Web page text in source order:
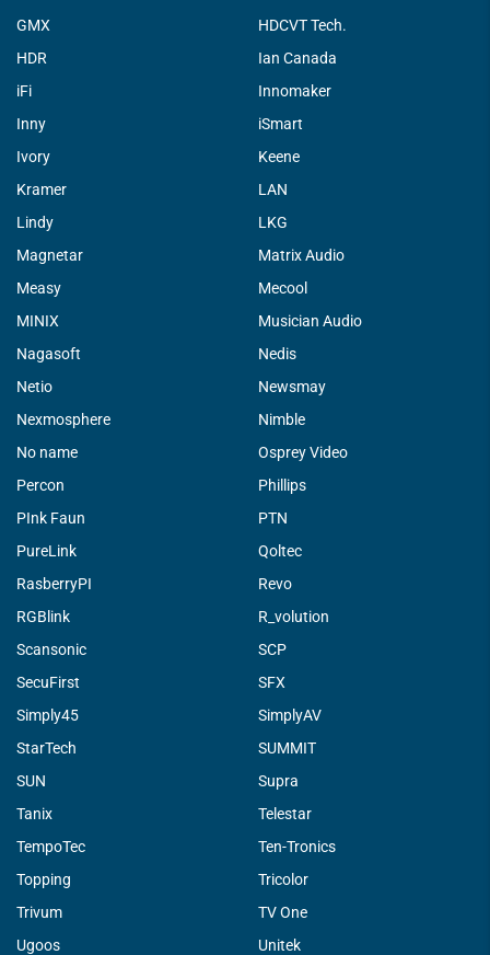
GMX
HDCVT Tech.
HDR
Ian Canada
iFi
Innomaker
Inny
iSmart
Ivory
Keene
Kramer
LAN
Lindy
LKG
Magnetar
Matrix Audio
Measy
Mecool
MINIX
Musician Audio
Nagasoft
Nedis
Netio
Newsmay
Nexmosphere
Nimble
No name
Osprey Video
Percon
Phillips
PInk Faun
PTN
PureLink
Qoltec
RasberryPI
Revo
RGBlink
R_volution
Scansonic
SCP
SecuFirst
SFX
Simply45
SimplyAV
StarTech
SUMMIT
SUN
Supra
Tanix
Telestar
TempoTec
Ten-Tronics
Topping
Tricolor
Trivum
TV One
Ugoos
Unitek